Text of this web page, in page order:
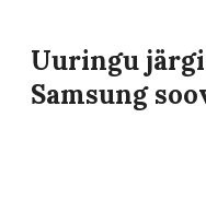
Uuringu
Samsung